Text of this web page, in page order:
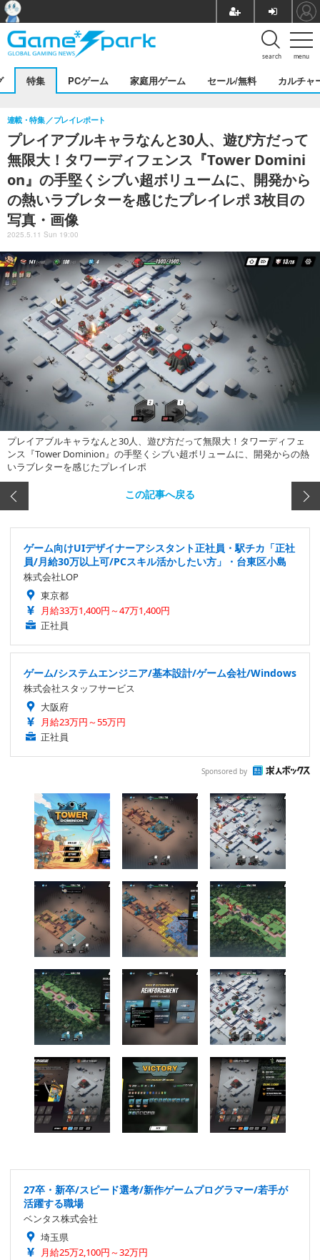
menu
search
特集 PCゲーム 家庭用ゲーム セール/無料 カルチャ
プレイアブルキャラなんと30人、遊び方だって
無限大！タワーディフェンス『Tower Domini
on』の手堅くシブい超ボリュームに、開発から
の熱いラブレターを感じたプレイレポ 3枚目の
写真・画像
連載・特集 プレイレポート
2025.5.11 Sun 19:00
プレイアブルキャラなんと30人、遊び方だって無限大！タワーディフェ
ンス『Tower Dominion』の手堅くシブい超ボリュームに、開発からの熱
いラブレターを感じたプレイレポ
この記事へ戻る
ゲーム向けUIデザイナーアシスタント正社員・駅チカ「正社
員/月給30万以上可/PCスキル活かしたい方」・台東区小島
株式会社LOP
東京都
月給33万1,400円～47万1,400円
正社員
ゲーム/システムエンジニア/基本設計/ゲーム会社/Windows
株式会社スタッフサービス
大阪府
月給23万円～55万円
正社員
Sponsored by
27卒・新卒/スピード選考/新作ゲームプログラマー/若手が
活躍する職場
ベンタス株式会社
埼玉県
月給25万2,100円～32万円